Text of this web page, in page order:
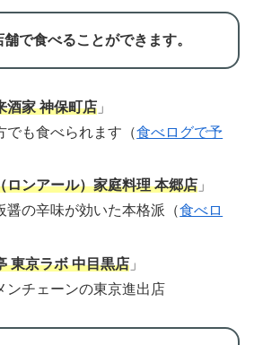
で食べることができます。
酒家 神保町店 」
でも食べられます（食べログで予
ロンアール）家庭料理 本郷店 」
醤の辛味が効いた本格派（食べロ
東京ラボ 中目黒店 」
ンチェーンの東京進出店